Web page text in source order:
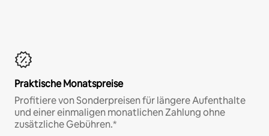
Praktische Monatspreise
Profitiere von Sonderpreisen für längere Aufenthalte
und einer einmaligen monatlichen Zahlung ohne
zusätzliche Gebühren.*